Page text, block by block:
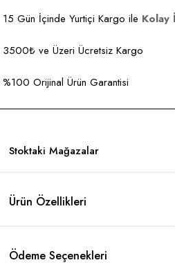
15 Gün İçinde Yurtiçi Kargo ile Kolay
3500₺ ve Üzeri Ücretsiz Kargo
%100 Orijinal Ürün Garantisi
Stoktaki Mağazalar
Ürün Özellikleri
Ödeme Seçenekleri